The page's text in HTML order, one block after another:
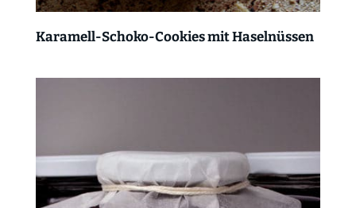
Karamell-Schoko-Cookies mit Haselnüssen